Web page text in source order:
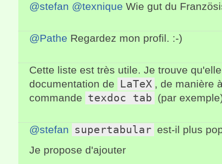
@stefan @texnique Wie gut du
@Pathe Regardez mon profil. :-)
Cette liste est très utile. Je trouve
documentation de
LaTeX , de manière
commande texdoc tab (par
@stefan supertabular est-il plus
Je propose d'ajouter